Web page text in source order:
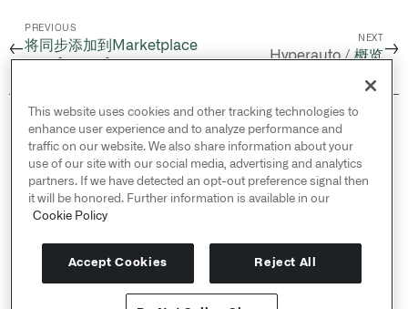
←
PREVIOUS
将同步添加到Marketplace
NEXT
Hyperauto /概览→
© 2026 Palantir Technologies Inc. All rights
reserved.
Cookies Statement ↗
Privacy Statement ↗
Terms of Use ↗
Do Not Sell or Share My Personal Information
This website uses cookies and other tracking technologies to
enhance user experience and to analyze performance and
traffic on our website. We also share information about your
use of our site with our social media, advertising and analytics
partners. If we have detected an opt-out preference signal then
it will be honored. Further information is available in our
Cookie Policy
Accept Cookies Reject All